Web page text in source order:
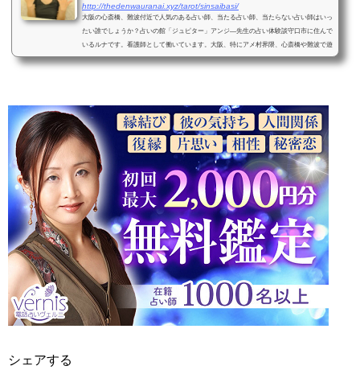
http://thedenwauranai.xyz/tarot/sinsaibasi/
大阪の心斎橋、難波付近で人気のある占い師、当たる占い師、当たらない占い師はいっ
たい誰でしょうか？占いの館「ジュピター」アンジ―先生の占い体験談守口市に住んで
いるルナです。看護師として働いています。大阪、特にアメ村界隈、心斎橋や難波で遊
ぶのが大好きで...
シェアする